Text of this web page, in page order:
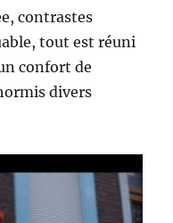
contrastes
tout est réuni
confort de
divers